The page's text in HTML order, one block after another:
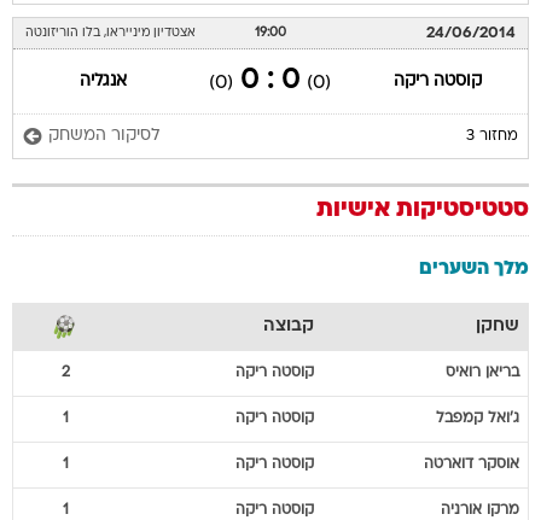
24/06/2014
19:00 אצטדיון מינייראו, בלו הוריזונטה
קוסטה ריקה (0)
0 : 0
(0) אנגליה
מחזור 3 לסיקור המשחק
סטטיסטיקות אישיות
מלך השערים
שחקן קבוצה
בריאן רואיס קוסטה ריקה 2
ג'ואל קמפבל קוסטה ריקה 1
אוסקר דוארטה קוסטה ריקה 1
מרקו אורניה קוסטה ריקה 1